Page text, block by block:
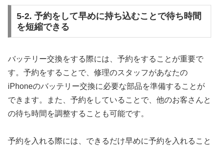
5-2. 予約をして早めに持ち込むことで待ち時間
を短縮できる
バッテリー交換をする際には、予約をすることが重要で
す。予約をすることで、修理のスタッフがあなたの
iPhoneのバッテリー交換に必要な部品を準備することが
できます。また、予約をしていることで、他のお客さんと
の待ち時間を調整することも可能です。
予約を入れる際には、できるだけ早めに予約を入れること